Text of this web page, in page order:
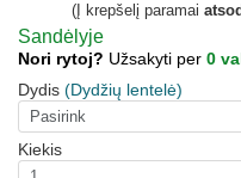
(Į krepšelį paramai
Sandėlyje
Nori rytoj? Užsakyti per 0
Dydis (Dydžių lentelė)
Kiekis